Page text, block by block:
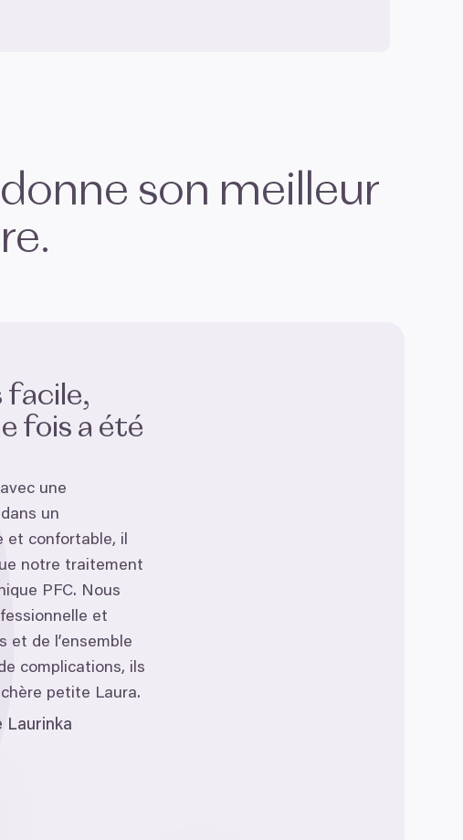
son meilleur
facile,
fois a été
une
un
et confortable, il
notre traitement
PFC. Nous
et
et de l’ensemble
complications, ils
petite Laura.
Laurinka